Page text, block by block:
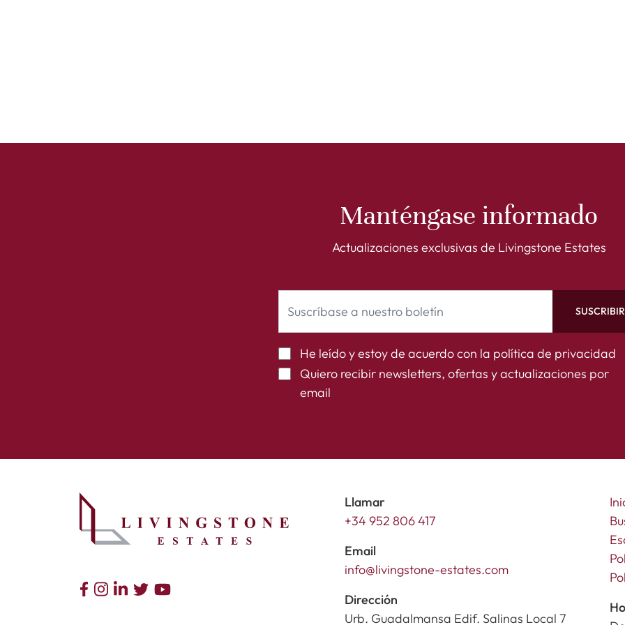
Manténgase informado
Actualizaciones exclusivas de Livingstone Estates
He leído y estoy de acuerdo con la política de privacidad
Quiero recibir newsletters, ofertas y actualizaciones por
email
Llamar
+34 952 806 417
Email
info@livingstone-estates.com
Dirección
Urb. Guadalmansa Edif. Salinas Local 7